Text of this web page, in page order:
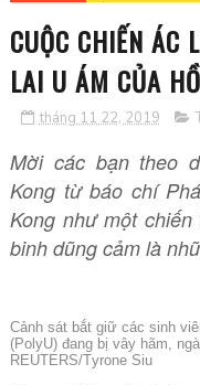
CUỘC CHIẾN ÁC
LAI U ÁM CỦA
tháng 11 22, 2019
Mời các bạn theo
Kong từ báo chí
Kong như một
binh dũng cảm là
Cảnh sát bắt giữ các sinh
(PolyU) đang bị vây hãm,
REUTERS/Tyrone Siu